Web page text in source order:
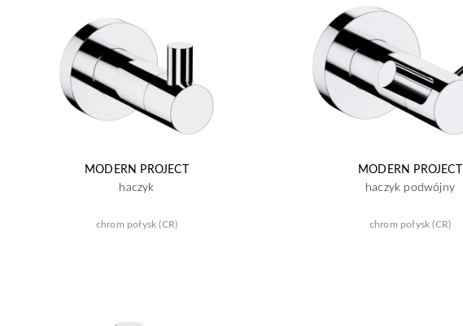
MODERN PROJECT
haczyk
chrom połysk (CR)
MODERN PROJECT
haczyk podwójny
chrom połysk (CR)